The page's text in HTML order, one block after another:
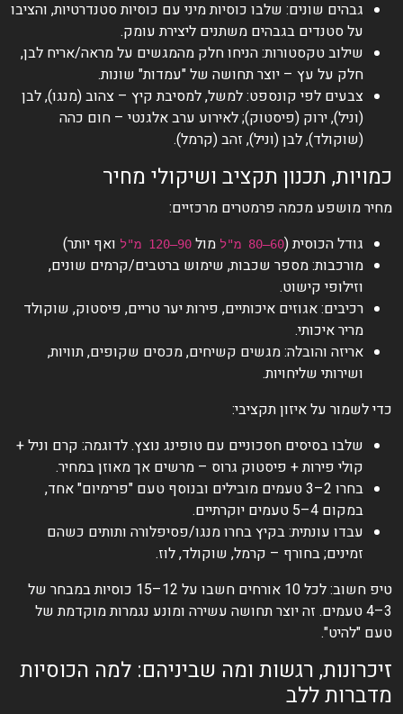
גבהים שונים: שלבו כוסיות מיני עם כוסיות סטנדרטיות, והציבו
על סטנדים בגבהים משתנים ליצירת עומק.
שילוב טקסטורות: הניחו חלק מהמגשים על מראה/אריח לבן,
חלק על עץ – יוצר תחושה של "עמדות" שונות.
צבעים לפי קונספט: למשל, למסיבת קיץ – צהוב (מנגו), לבן
(וניל), ירוק (פיסטוק); לאירוע ערב אלגנטי – חום כהה
(שוקולד), לבן (וניל), זהב (קרמל).
כמויות, תכנון תקציב ושיקולי מחיר
מחיר מושפע מכמה פרמטרים מרכזיים:
גודל הכוסית (60–80 מ"ל מול 90–120 מ"ל
ואף יותר)
מורכבות: מספר שכבות, שימוש ברטבים/קרמים שונים,
וזילופי קישוט.
רכיבים: אגוזים איכותיים, פירות יער טריים, פיסטוק, שוקולד
מריר איכותי.
אריזה והובלה: מגשים קשיחים, מכסים שקופים, תוויות,
ושירותי שליחויות.
כדי לשמור על איזון תקציבי:
שלבו בסיסים חסכוניים עם טופינג נוצץ. לדוגמה: קרם וניל +
קולי פירות + פיסטוק גרוס – מרשים אך מאוזן במחיר.
בחרו 2–3 טעמים מובילים ובנוסף טעם "פרימיום" אחד,
במקום 4–5 טעמים יוקרתיים.
עבדו עונתית: בקיץ בחרו מנגו/פסיפלורה ותותים כשהם
זמינים; בחורף – קרמל, שוקולד, לוז.
טיפ חשוב: לכל 10 אורחים חשבו על 12–15 כוסיות במבחר של
3–4 טעמים. זה יוצר תחושה עשירה ומונע נגמרות מוקדמת של
טעם "להיט".
זיכרונות, רגשות ומה שביניהם: למה הכוסיות
מדברות ללב